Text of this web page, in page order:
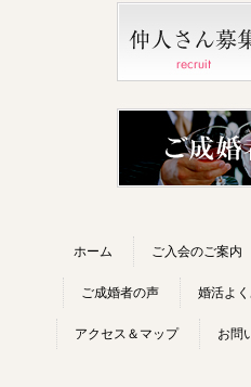
ホーム ご入会のご案内
ご成婚者の声 婚活よ
アクセス＆マップ お問